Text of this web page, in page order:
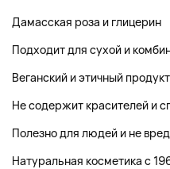
Дамасская роза и глицерин
Подходит для сухой и
Веганский и этичный продукт
Не содержит красителей и
Полезно для людей и не
Натуральная косметика с